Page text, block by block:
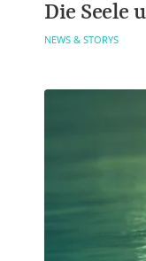
Die Seele
NEWS & STORYS